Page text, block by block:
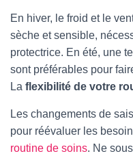
En hiver, le froid et le
sèche et sensible,
protectrice. En été, une
sont préférables pour
La flexibilité de votre
Les changements de
pour réévaluer les
routine de soins. Ne